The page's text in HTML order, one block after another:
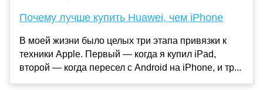
Почему лучше купить Huawei, чем iPhone
В моей жизни было целых три этапа привязки к
техники Apple. Первый — когда я купил iPad,
второй — когда пересел с Android на iPhone, и тр...